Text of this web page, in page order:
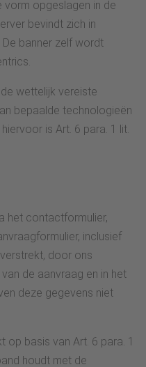
vorm opgeslagen in de
bevindt zich in
De banner zelf wordt
wettelijk vereiste
bepaalde technologieën
is Art. 6 para. 1 lit.
het contactformulier,
inclusief
door ons
de aanvraag en in het
deze gegevens niet
op basis van Art. 6 para. 1
houdt met de